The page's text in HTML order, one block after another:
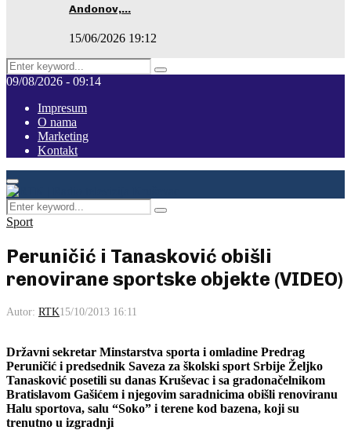
Andonov,…
15/06/2026 19:12
Search
for:
Pretraga
09/08/2026 - 09:14
Impresum
O nama
Marketing
Kontakt
Facebook
Instagram
Youtube
Primary
Menu
Search
for:
Pretraga
Sport
Peruničić i Tanasković obišli
renovirane sportske objekte (VIDEO)
Autor: RTK15/10/2013 16:11
Državni sekretar Minstarstva sporta i omladine Predrag
Peruničić i predsednik Saveza za školski sport Srbije Željko
Tanasković posetili su danas Kruševac i sa gradonačelnikom
Bratislavom Gašićem i njegovim saradnicima obišli renoviranu
Halu sportova, salu “Soko” i terene kod bazena, koji su
trenutno u izgradnji